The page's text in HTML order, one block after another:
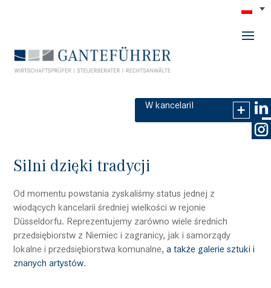
GANTEFÜHRER
W kancelariI
Silni dzięki tradycji
Od momentu powstania zyskaliśmy status jednej z
wiodących kancelarii średniej wielkości w rejonie
Düsseldorfu. Reprezentujemy zarówno wiele średnich
przedsiębiorstw z Niemiec i zagranicy, jak i samorządy
lokalne i przedsiębiorstwa komunalne,a także galerie sztuki i
znanych artystów.